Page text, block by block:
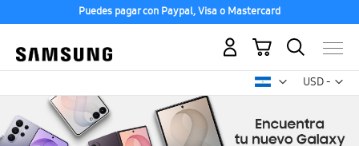
Puedes pagar con Paypal, Visa o Mastercard
USD -
dólar
Mi carrito